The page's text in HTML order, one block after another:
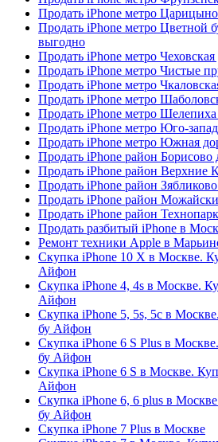
Продать iPhone метро
Продать iPhone метро Цветной
выгодно
Продать iPhone метро
Продать iPhone метро Чистые
Продать iPhone метро
Продать iPhone метро
Продать iPhone метро
Продать iPhone метро Юго-
Продать iPhone метро Южная
Продать iPhone район Борисово
Продать iPhone район Верхние
Продать iPhone район
Продать iPhone район
Продать iPhone район
Продать разбитый iPhone в
Ремонт техники Apple в
Скупка iPhone 10 X в Москве.
Айфон
Скупка iPhone 4, 4s в Москве.
Айфон
Скупка iPhone 5, 5s, 5c в
бу Айфон
Скупка iPhone 6 S Plus в
бу Айфон
Скупка iPhone 6 S в Москве.
Айфон
Скупка iPhone 6, 6 plus в
бу Айфон
Скупка iPhone 7 Plus в Москве